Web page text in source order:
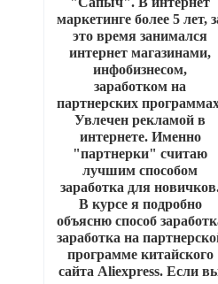
маркетинге более 5 лет,
это время занимался
интернет магазинами,
инфобизнесом,
заработком на
партнерских
Увлечен рекламой в
интернете. Именно
"партнерки" считаю
лучшим способом
заработка для
В курсе я подробно
объясню способ
заработка на
программе китайского
сайта Aliexpress. Если